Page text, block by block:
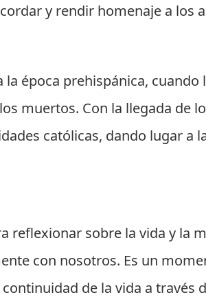
y rendir homenaje a los
época prehispánica,
muertos. Con la llegada de
católicas, dando lugar a
reflexionar sobre la vida y la
con nosotros. Es un
de la vida a través